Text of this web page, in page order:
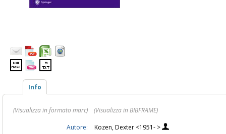
Info
(Visualizza in formato marc)
(Visualizza in BIBFRAME)
Autore:
Kozen, Dexter <1951- >